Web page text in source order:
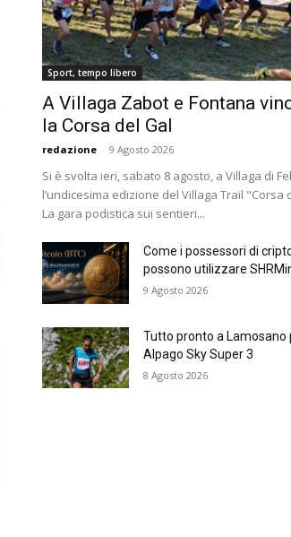
Sport, tempo libero
A Villaga Zabot e Fontana
la Corsa del Gal
redazione - 9 Agosto 2026
Si è svolta ieri, sabato 8 agosto, a Villaga di
l’undicesima edizione del Villaga Trail "Corsa
La gara podistica sui sentieri...
Come i possessori di
possono utilizzare
9 Agosto 2026
Tutto pronto a Lamosano
Alpago Sky Super 3
8 Agosto 2026